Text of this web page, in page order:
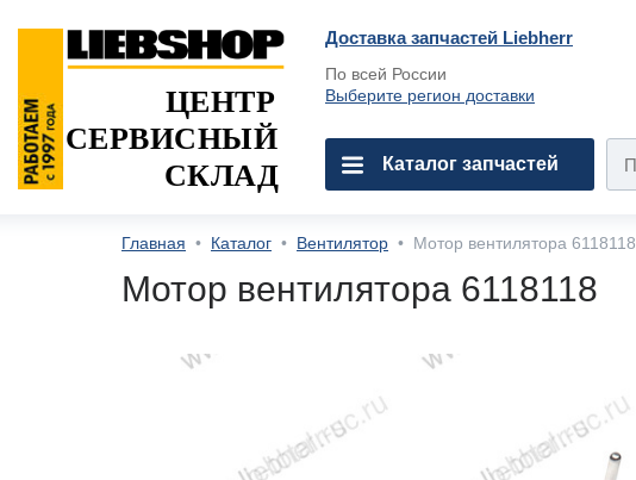
Доставка запчастей Liebherr
По всей России
Выберите регион доставки
ЦЕНТР
СЕРВИСНЫЙ
СКЛАД
Каталог запчастей
Главная • Каталог • Вентилятор • Мотор вентилятора 6118118
Мотор вентилятора 6118118